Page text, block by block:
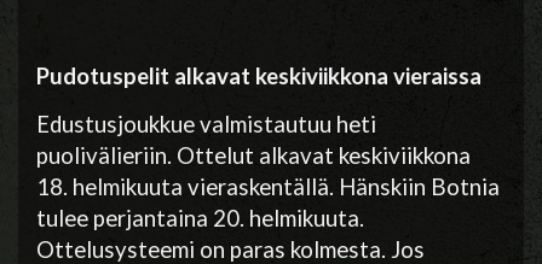
Pudotuspelit alkavat keskiviikkona vieraissa
Edustusjoukkue valmistautuu heti
puolivälieriin. Ottelut alkavat keskiviikkona
18. helmikuuta vieraskentällä. Hänskiin Botnia
tulee perjantaina 20. helmikuuta.
Ottelusysteemi on paras kolmesta. Jos